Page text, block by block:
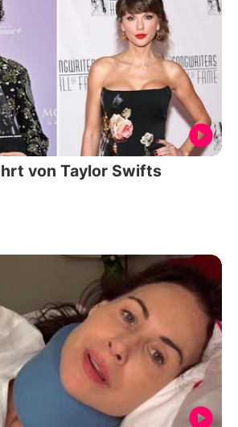
von Taylor Swifts